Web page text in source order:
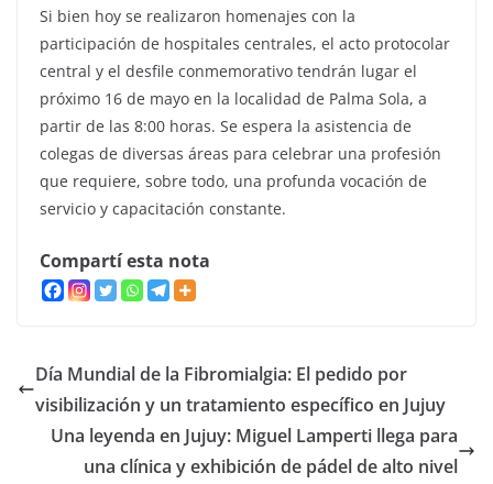
Si bien hoy se realizaron homenajes con la
participación de hospitales centrales, el acto protocolar
central y el desfile conmemorativo tendrán lugar el
próximo 16 de mayo en la localidad de Palma Sola, a
partir de las 8:00 horas. Se espera la asistencia de
colegas de diversas áreas para celebrar una profesión
que requiere, sobre todo, una profunda vocación de
servicio y capacitación constante.
Compartí esta nota
Día Mundial de la Fibromialgia: El pedido por
visibilización y un tratamiento específico en Jujuy
Una leyenda en Jujuy: Miguel Lamperti llega para
una clínica y exhibición de pádel de alto nivel